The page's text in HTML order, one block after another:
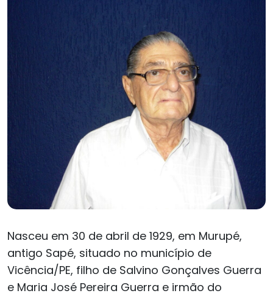
Nasceu em 30 de abril de 1929, em Murupé,
antigo Sapé, situado no município de
Vicência/PE, filho de Salvino Gonçalves Guerra
e Maria José Pereira Guerra e irmão do